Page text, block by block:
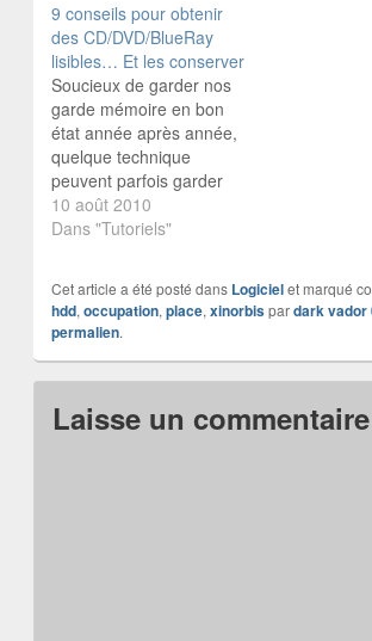
9 conseils pour obtenir
des CD/DVD/BlueRay
lisibles… Et les conserver
Soucieux de garder nos
garde mémoire en bon
état année après année,
quelque technique
peuvent parfois garder
nos disques en bon état
après de nombreuse
Si vous gravez des
morceaux de musique
que vous n'avez pas
10 août 2010
Dans "Tutoriels"
Cet article a été posté dans Logicielet marqué
hdd,occupation,place,xinorbispardark vador
permalien.
Laisse un